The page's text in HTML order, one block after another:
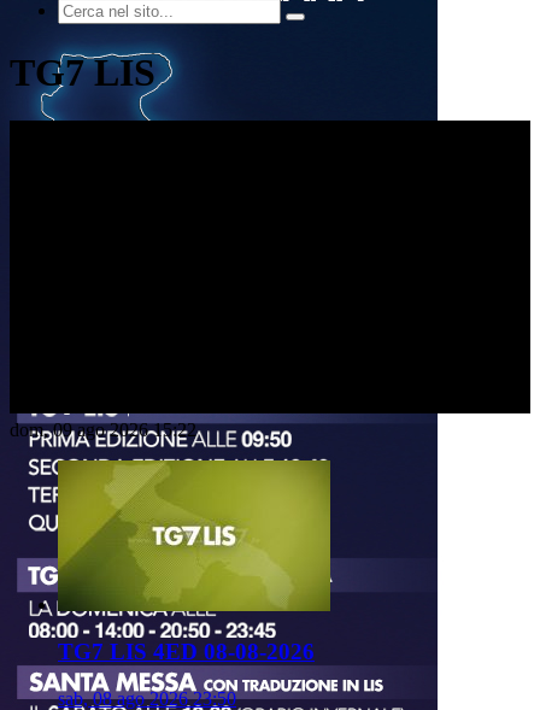
TG7 LIS
dom, 09 ago 2026 15:22
TG7 LIS 4ED 08-08-2026
sab, 08 ago 2026 23:50